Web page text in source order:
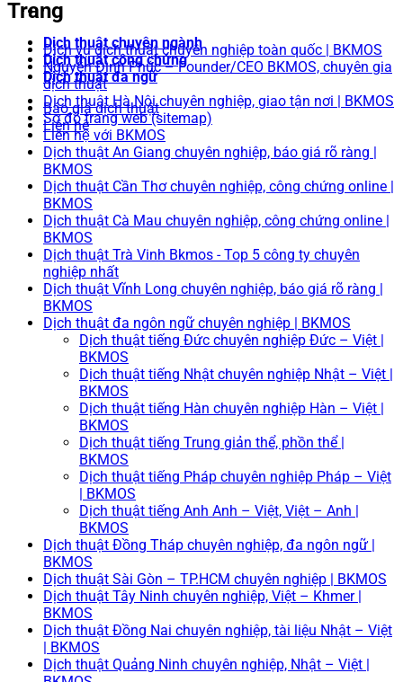
Dịch thuật chuyên ngành
Dịch thuật công chứng
Dịch thuật đa ngữ
Báo giá dịch thuật
Liên hệ
Trang
Dịch vụ dịch thuật chuyên nghiệp toàn quốc | BKMOS
Nguyễn Đình Phúc – Founder/CEO BKMOS, chuyên gia
dịch thuật
Dịch thuật Hà Nội chuyên nghiệp, giao tận nơi | BKMOS
Sơ đồ trang web (sitemap)
Liên hệ với BKMOS
Dịch thuật An Giang chuyên nghiệp, báo giá rõ ràng |
BKMOS
Dịch thuật Cần Thơ chuyên nghiệp, công chứng online |
BKMOS
Dịch thuật Cà Mau chuyên nghiệp, công chứng online |
BKMOS
Dịch thuật Trà Vinh Bkmos - Top 5 công ty chuyên
nghiệp nhất
Dịch thuật Vĩnh Long chuyên nghiệp, báo giá rõ ràng |
BKMOS
Dịch thuật đa ngôn ngữ chuyên nghiệp | BKMOS
Dịch thuật tiếng Đức chuyên nghiệp Đức – Việt |
BKMOS
Dịch thuật tiếng Nhật chuyên nghiệp Nhật – Việt |
BKMOS
Dịch thuật tiếng Hàn chuyên nghiệp Hàn – Việt |
BKMOS
Dịch thuật tiếng Trung giản thể, phồn thể |
BKMOS
Dịch thuật tiếng Pháp chuyên nghiệp Pháp – Việt
| BKMOS
Dịch thuật tiếng Anh Anh – Việt, Việt – Anh |
BKMOS
Dịch thuật Đồng Tháp chuyên nghiệp, đa ngôn ngữ |
BKMOS
Dịch thuật Sài Gòn – TP.HCM chuyên nghiệp | BKMOS
Dịch thuật Tây Ninh chuyên nghiệp, Việt – Khmer |
BKMOS
Dịch thuật Đồng Nai chuyên nghiệp, tài liệu Nhật – Việt
| BKMOS
Dịch thuật Quảng Ninh chuyên nghiệp, Nhật – Việt |